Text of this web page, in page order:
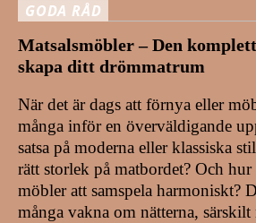
GODA RÅD
Matsalsmöbler – Den
skapa ditt drömmatrum
När det är dags att förnya eller
många inför en överväldigande
satsa på moderna eller klassiska
rätt storlek på matbordet? Och
möbler att samspela harmoniskt?
många vakna om nätterna,